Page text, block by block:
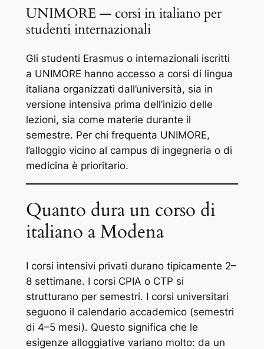
UNIMORE — corsi in italiano per
studenti internazionali
Gli studenti Erasmus o internazionali iscritti
a UNIMORE hanno accesso a corsi di lingua
italiana organizzati dall’università, sia in
versione intensiva prima dell’inizio delle
lezioni, sia come materie durante il
semestre. Per chi frequenta UNIMORE,
l’alloggio vicino al campus di ingegneria o di
medicina è prioritario.
Quanto dura un corso di
italiano a Modena
I corsi intensivi privati durano tipicamente 2–
8 settimane. I corsi CPIA o CTP si
strutturano per semestri. I corsi universitari
seguono il calendario accademico (semestri
di 4–5 mesi). Questo significa che le
esigenze alloggiative variano molto: da un